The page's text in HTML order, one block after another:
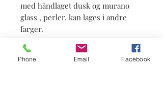
med håndlaget dusk og murano
glass , perler. kan lages i andre
farger.
Info
Phone Email Facebook